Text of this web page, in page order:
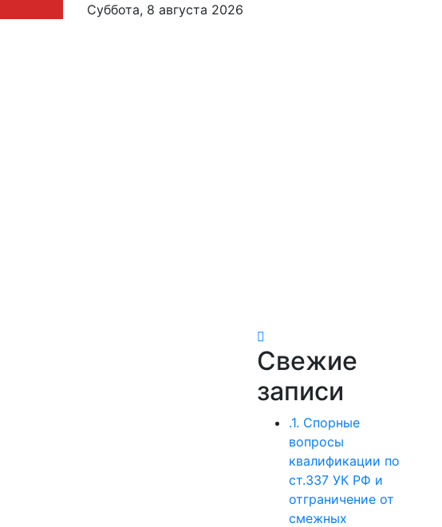
Суббота, 8 августа 2026
Свежие
записи
.1. Спорные
вопросы
квалификации по
ст.337 УК РФ и
отграничение от
смежных